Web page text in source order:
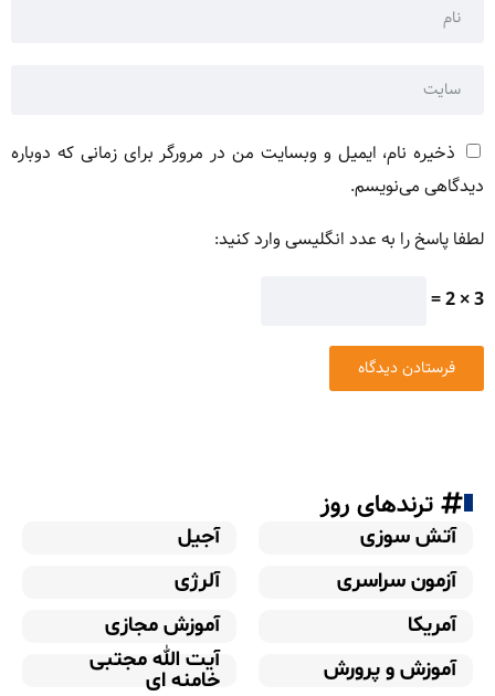
ذخیره نام، ایمیل و وبسایت من در مرورگر برای زمانی که دوباره
دیدگاهی می‌نویسم.
لطفا پاسخ را به عدد انگلیسی وارد کنید:
3 × 2 =
ترندهای روز
آتش سوزی
آجیل
آزمون سراسری
آلرژی
آمریکا
آموزش مجازی
آموزش و پرورش
آیت الله مجتبی
خامنه ای